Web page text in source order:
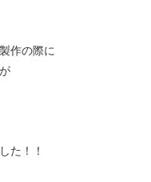
作の際に
た！！